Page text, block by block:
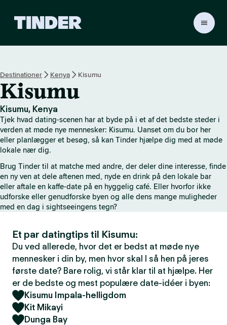
r
a
r
t
d
e
Destinationer Kenya Kisumu
Kisumu
Kisumu, Kenya
Tjek hvad dating-scenen har at byde på i et af det bedste steder i
verden at møde nye mennesker: Kisumu. Uanset om du bor her
eller planlægger et besøg, så kan Tinder hjælpe dig med at møde
lokale nær dig.
Brug Tinder til at matche med andre, der deler dine interesse, finde
en ny ven at dele aftenen med, nyde en drink på den lokale bar
eller aftale en kaffe-date på en hyggelig café. Eller hvorfor ikke
udforske eller genudforske byen og alle dens mange muligheder
med en dag i sightseeingens tegn?
Et par datingtips til Kisumu:
Du ved allerede, hvor det er bedst at møde nye
mennesker i din by, men hvor skal I så hen på jeres
første date? Bare rolig, vi står klar til at hjælpe. Her
er de bedste og mest populære date-idéer i byen:
Kisumu Impala-helligdom
Kit Mikayi
Dunga Bay